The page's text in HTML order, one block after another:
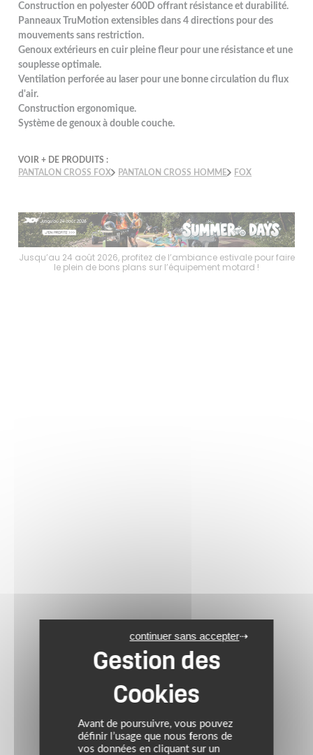
Construction en polyester 600D offrant résistance et durabilité.
Panneaux TruMotion extensibles dans 4 directions pour des
mouvements sans restriction.
Genoux extérieurs en cuir pleine fleur pour une résistance et une
souplesse optimale.
Ventilation perforée au laser pour une bonne circulation du flux
d'air.
Construction ergonomique.
Système de genoux à double couche.
VOIR + DE PRODUITS :
PANTALON CROSS FOX
PANTALON CROSS HOMME FOX
Jusqu’au 24 août 2026, profitez de l’ambiance estivale pour faire
le plein de bons plans sur l’équipement motard !
Avant de poursuivre, vous pouvez
définir l’usage que nous ferons de
vos données en cliquant sur un
continuer sans accepter